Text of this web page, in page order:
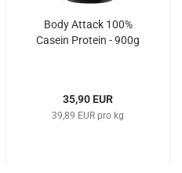
Body Attack 100%
Casein Protein - 900g
35,90 EUR
39,89 EUR pro kg